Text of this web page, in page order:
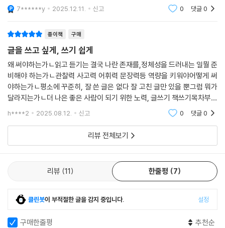
: 작가가 가야할 길, 용기
: 글쓰기에 중요한 단 한 가지, 자신감
서른다섯 계단 오르기
나이 들수록 글쓰기가 간절하다
: 투명인간에서 작가가 되기까지
인생은 한 권의 책이다
삶은 어떻게 책이 되는가
: 책과 삶이 순환하는 삶
그리고 쓴 글을 되도록 많이 보여준다. 지적당하는 것을 두려워하지 않고
편하다. 지적당한 내용은 반드시 따라야 할 불문율이 아니다. 지적한 사람
의 취향일 뿐이다. 그러니 자존심 상할 문제도 아니다. 그렇게 생각하고 글
을 여러 사람에게 보여준다. 그래야 글이 좋아진다.
--- p.320
책쓰기의 더 큰 의미는 살아온 날들의 회고에 있지 않다. 살아갈 날들에 대
하는 기회가 된다. 이런 작업은 쓰기 전보다 쓴 이후의 삶에 영향을 준다.
침에서부터 예쁜 노트나 필기구를 모으는 것처럼 감성적인 요소들까지, 쓰
고 싶지 않은 마음이 들 때마다 쓰게 하는 비법이 담겨 있다.
“당신에게 책은 무엇인가요?”
삶이 책이 되는 순간,
진짜 내 인생은 시작된다.
강원국이 유시민, 나태주, 이슬아 등 22명의 작가에게 물었다. “당신에게
책은 무엇인가요?” 이 책에는 22인의 국내 최고의 작가들이 생각하는 책
의 의미를 수록해 이를 엿보는 재미가 쏠쏠하다. 책은 곧 그들의 삶이기에
가들에게 책은 밥이었고, 놀이였고, 존재 증명이며 친구이자 등대였다.
강원국에게 책은 진짜 내 인생을 살게 하고, 인생의 2막에 돈을 벌어 생존
하게 해준 고마운 존재다. 물론 우리가 여기에 나온 22명의 작가들이나 저
자처럼 많은 것을 달성하지 못할 수는 있다.
노무현 재단 주최 ‘사람사는세상 책문화제’ 개막 토크 연사로 참여한 강원
국에게 한 독자가 조심스레 물었다. “내 이야기로 책을 쓰면 기념은 되어도
7******y 2025.12.11. 신고 0 댓글0
종이책 구매
글을 쓰고 싶게, 쓰기 쉽게
왜 써야하는가ㄴ읽고 듣기는 결국 나란 존재를,정체성을 드러내는 일뭘 준
비해야 하는가ㄴ관찰력 사고력 어휘력 문장력등 역량을 키워야어떻게 써
야하는가ㄴ평소에 꾸준히, 잘 쓴 글은 없다 잘 고친 글만 있을 뿐그럼 뭐가
달라지는가ㄴ더 나은 좋은 사람이 되기 위한 노력, 글쓰기 책쓰기목차부터
내용까지 내용은 풍부하나 군더더기가 없고단문으로 쓴 글은 짧지만 많은
h****2 2025.08.12. 신고 0 댓글0
리뷰 전체보기
리뷰 11 한줄평 7
클린봇이 부적절한 글을 감지 중입니다. 설정
구매한줄평 추천순